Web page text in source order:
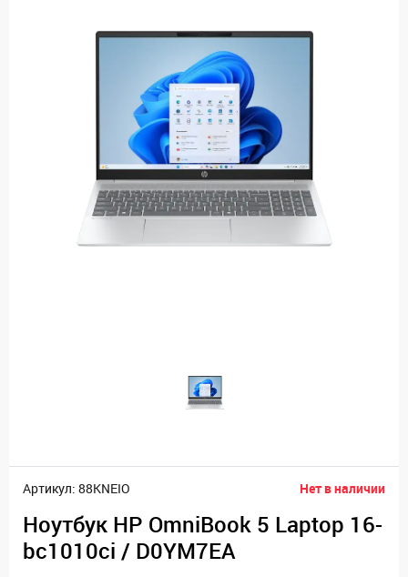
Артикул: 88KNEIO Нет в наличии
Ноутбук HP OmniBook 5 Laptop 16-
bc1010ci / D0YM7EA